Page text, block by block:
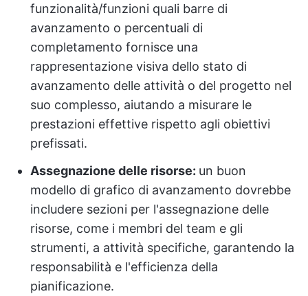
funzionalità/funzioni quali barre di
avanzamento o percentuali di
completamento fornisce una
rappresentazione visiva dello stato di
avanzamento delle attività o del progetto nel
suo complesso, aiutando a misurare le
prestazioni effettive rispetto agli obiettivi
prefissati.
Assegnazione delle risorse: un buon
modello di grafico di avanzamento dovrebbe
includere sezioni per l'assegnazione delle
risorse, come i membri del team e gli
strumenti, a attività specifiche, garantendo la
responsabilità e l'efficienza della
pianificazione.